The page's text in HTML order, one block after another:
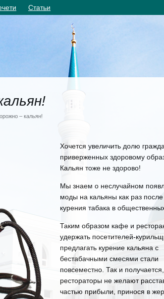
Статьи
– кальян!
Хочется увеличить долю
приверженных здоровому
Кальян тоже не здорово!
Мы знаем о неслучайном
моды на кальяны как раз после
курения табака в
Таким образом кафе и
удержать посетителей-
предлагать курение кальяна с
бестабачными смесями стали
повсеместно. Так и
рестораторы не желают
частью прибыли, принося в